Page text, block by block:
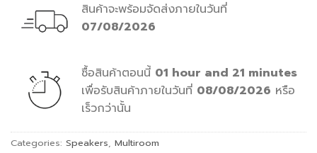
สินค้าจะพร้อมจัดส่งภายในวันที่
07/08/2026
ซื้อสินค้าตอนนี้ 01 hour and 21 minutes
เพื่อรับสินค้าภายในวันที่ 08/08/2026 หรือ
เร็วกว่านั้น
Categories: Speakers, Multiroom